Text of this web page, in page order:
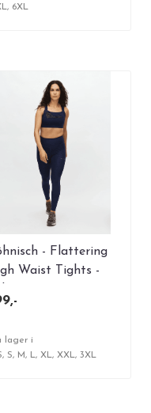
6XL
- Flattering
Waist Tights -
lager i
S, M, L, XL, XXL, 3XL